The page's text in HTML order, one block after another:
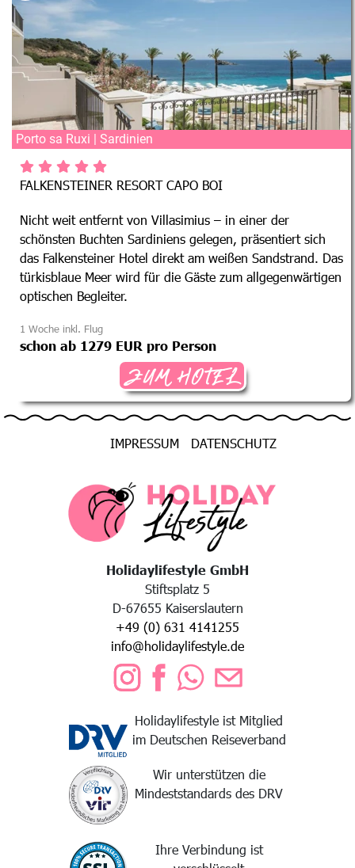
Porto sa Ruxi | Sardinien
FALKENSTEINER RESORT CAPO BOI
Nicht weit entfernt von Villasimius – in einer der
schönsten Buchten Sardiniens gelegen, präsentiert sich
das Falkensteiner Hotel direkt am weißen Sandstrand. Das
türkisblaue Meer wird für die Gäste zum allgegenwärtigen
optischen Begleiter.
1 Woche inkl. Flug
schon ab 1279 EUR pro Person
ZUM HOTEL
IMPRESSUM DATENSCHUTZ
Holidaylifestyle GmbH
Stiftsplatz 5
D-67655 Kaiserslautern
+49 (0) 631 4141255
info@holidaylifestyle.de
Holidaylifestyle ist Mitglied
im Deutschen Reiseverband
Wir unterstützen die
Mindeststandards des DRV
Ihre Verbindung ist